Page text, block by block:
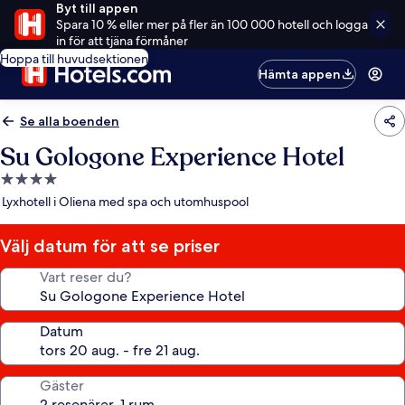
Byt till appen
Spara 10 % eller mer på fler än 100 000 hotell och logga
in för att tjäna förmåner
Hoppa till huvudsektionen
Hämta appen
Se alla boenden
Su Gologone Experience Hotel
4.0-
stjärnigt
Lyxhotell i Oliena med spa och utomhuspool
Välj datum för att se priser
Vart reser du?
Datum
Gäster